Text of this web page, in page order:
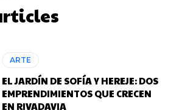
ARTE
EL JARDÍN DE SOFÍA Y HEREJE: DOS
EMPRENDIMIENTOS QUE CRECEN
EN RIVADAVIA